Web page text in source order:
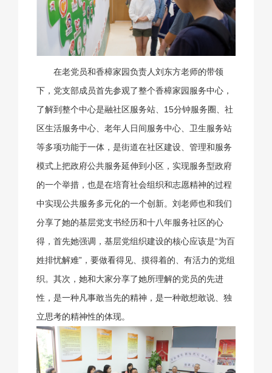
在老党员和香樟家园负责人刘东方老师的带领
下，党支部成员首先参观了整个香樟家园服务中心，
了解到整个中心是融社区服务站、15分钟服务圈、社
区生活服务中心、老年人日间服务中心、卫生服务站
等多项功能于一体，是街道在社区建设、管理和服务
模式上把政府公共服务延伸到小区，实现服务型政府
的一个举措，也是在培育社会组织和志愿精神的过程
中实现公共服务多元化的一个创新。刘老师也和我们
分享了她的基层党支书经历和十八年服务社区的心
得，首先她强调，基层党组织建设的核心应该是“为百
姓排忧解难”，要做看得见、摸得着的、有活力的党组
织。其次，她和大家分享了她所理解的党员的先进
性，是一种凡事敢当先的精神，是一种敢想敢说、独
立思考的精神性的体现。